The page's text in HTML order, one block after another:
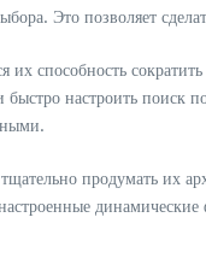
Это позволяет
способность
настроить
продумать их